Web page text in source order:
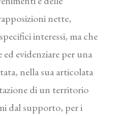
nette,
interessi, ma che
evidenziare per una
nella sua articolata
di un territorio
dal supporto, per i